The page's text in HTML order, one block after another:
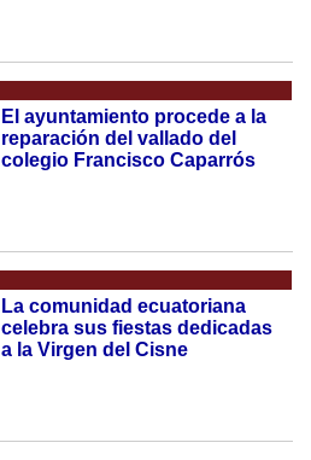
El ayuntamiento procede a la
reparación del vallado del
colegio Francisco Caparrós
La comunidad ecuatoriana
celebra sus fiestas dedicadas
a la Virgen del Cisne